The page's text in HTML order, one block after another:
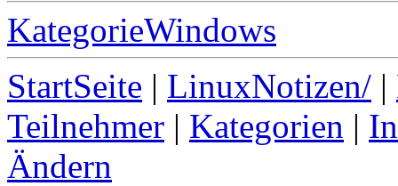
KategorieWindows
StartSeite | LinuxNotizen/ |
Teilnehmer | Kategorien |
Ändern